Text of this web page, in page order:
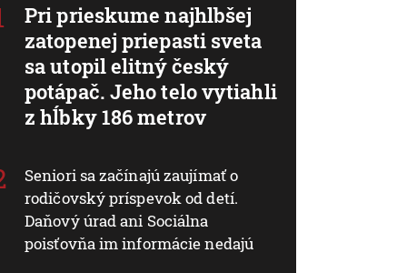
Pri prieskume najhlbšej
zatopenej priepasti sveta
sa utopil elitný český
potápač. Jeho telo vytiahli
z hĺbky 186 metrov
Seniori sa začínajú zaujímať o
rodičovský príspevok od detí.
Daňový úrad ani Sociálna
poisťovňa im informácie nedajú